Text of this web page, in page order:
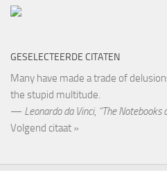
GESELECTEERDE CITATEN
Many have made a trade of
the stupid multitude.
— Leonardo da Vinci, “The Notebooks
Volgend citaat »